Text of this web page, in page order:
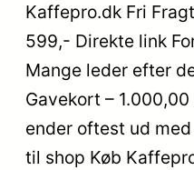
Kaffepro.dk Fri
599,- Direkte link
Mange leder efter
Gavekort –
ender oftest ud
til shop Køb